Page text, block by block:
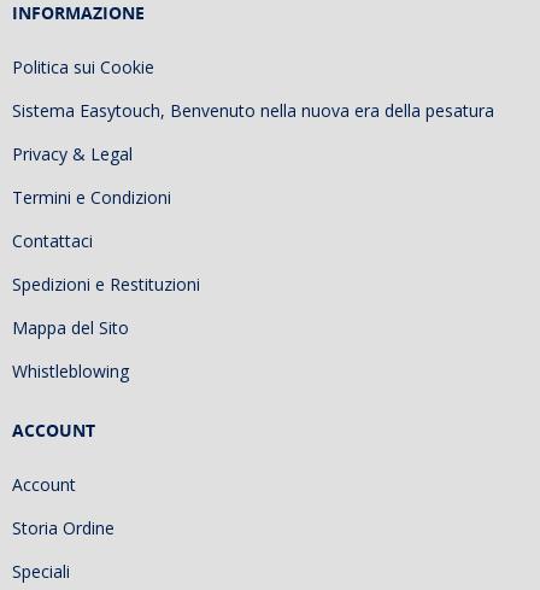
INFORMAZIONE
Politica sui Cookie
Sistema Easytouch, Benvenuto nella nuova era della pesatura
Privacy & Legal
Termini e Condizioni
Contattaci
Spedizioni e Restituzioni
Mappa del Sito
Whistleblowing
ACCOUNT
Account
Storia Ordine
Speciali